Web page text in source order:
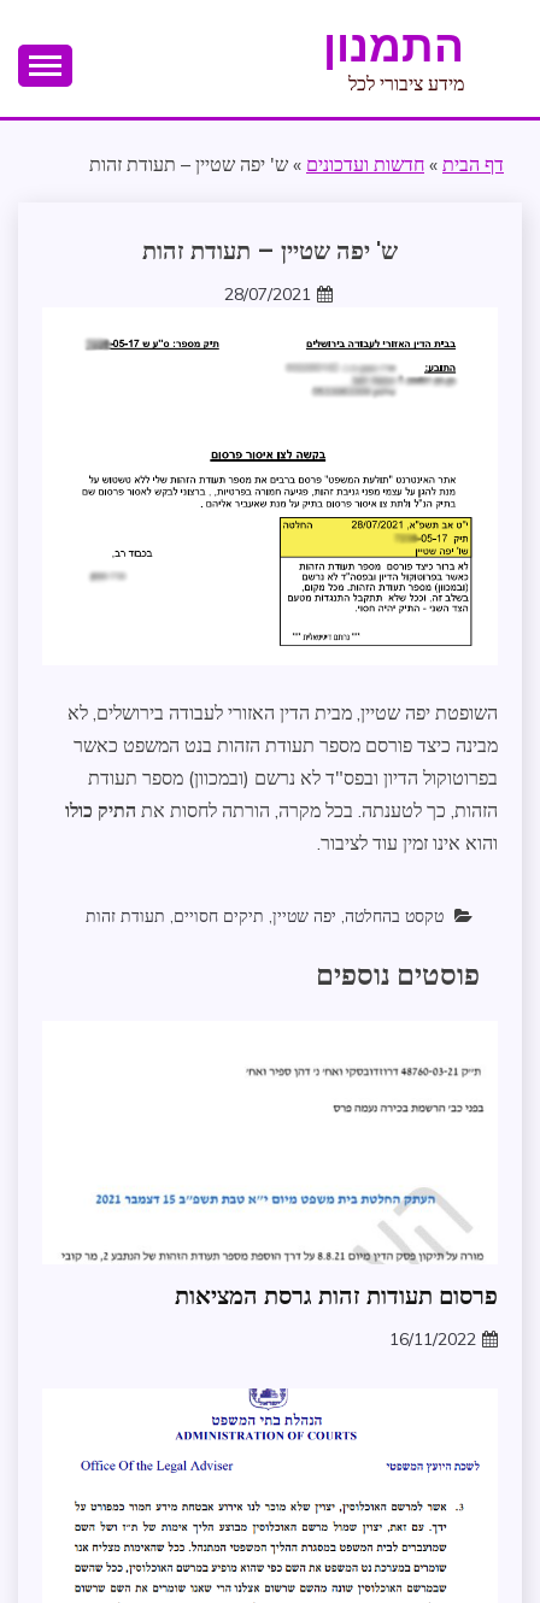
התמנון
מידע ציבורי לכל
דף הבית » חדשות ועדכונים » ש' יפה שטיין – תעודת זהות
אבטחת
מידע
החלטת
ש' יפה שטיין – תעודת זהות
28/07/2021
השופטת יפה שטיין, מבית הדין האזורי לעבודה בירושלים, לא
מבינה כיצד פורסם מספר תעודת הזהות בנט המשפט כאשר
בפרוטוקול הדיון ובפס"ד לא נרשם (ובמכוון) מספר תעודת
הזהות, כך לטענתה. בכל מקרה, הורתה לחסות את התיק כולו
והוא אינו זמין עוד לציבור.
טקסט בהחלטה, יפה שטיין, תיקים חסויים, תעודת זהות
פוסטים נוספים
אבטחת
מידע
ממשל
המשפט
פרסום תעודות זהות גרסת המציאות
16/11/2022